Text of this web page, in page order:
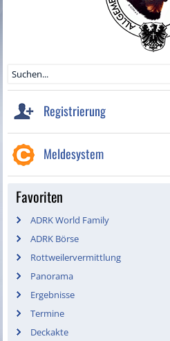
Registrierung
Meldesystem
Favoriten
ADRK World Family
ADRK Börse
Rottweilervermittlung
Panorama
Ergebnisse
Termine
Deckakte